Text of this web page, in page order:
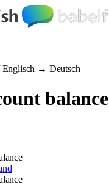
Englisch → Deutsch
balance